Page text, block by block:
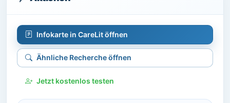
Infokarte in CareLit öffnen
Ähnliche Recherche öffnen
Jetzt kostenlos testen